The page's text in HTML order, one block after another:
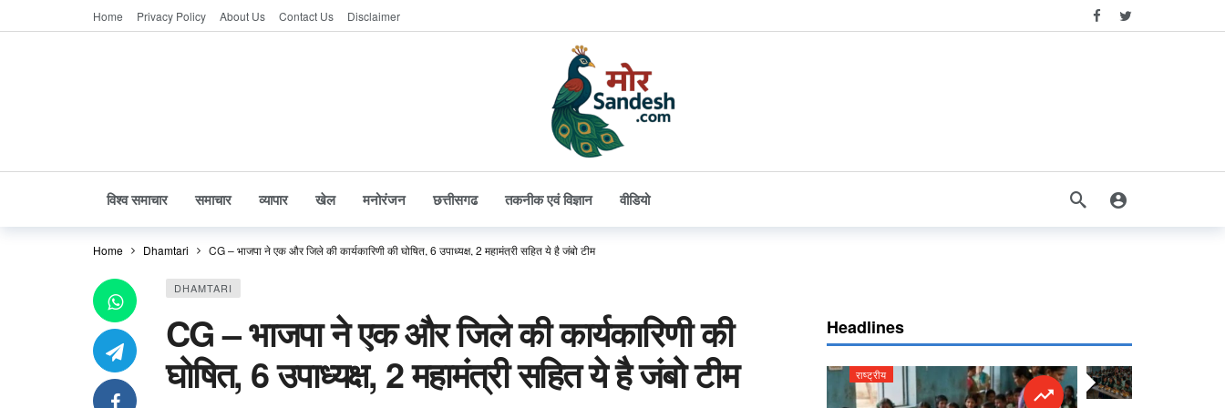
Home Privacy Policy About Us Contact Us Disclaimer
विश्व समाचार समाचार व्यापार खेल मनोरंजन छत्तीसगढ तकनीक एवं विज्ञान वीडियो
Home Dhamtari CG – भाजपा ने एक और जिले की कार्यकारिणी की घोषित, 6 उपाध्यक्ष, 2 महामंत्री सहित ये है जंबो टीम
DHAMTARI
CG – भाजपा ने एक और जिले की कार्यकारिणी की
घोषित, 6 उपाध्यक्ष, 2 महामंत्री सहित ये है जंबो टीम
Headlines
राष्ट्रीय राष्ट्रीय